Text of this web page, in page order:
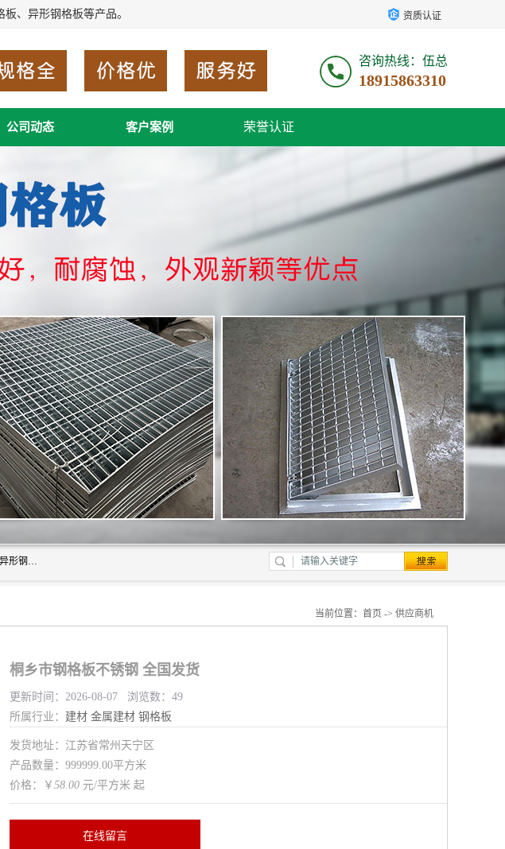
、异形钢格板等产品。 资质认证
咨询热线：伍总
18915863310
公司动态 客户案例 荣誉认证
常州市格美瑞钢格板有限公司专业生产无锡钢格板、钢格板安装夹、复合钢格板、插接钢格板、平台钢格板、异形钢格板等产品。
当前位置： 首页 -> 供应商机
桐乡市钢格板不锈钢 全国发货
更新时间：2026-08-07 浏览数：49
所属行业： 建材 金属建材 钢格板
发货地址：江苏省常州天宁区
产品数量：999999.00平方米
价格：￥ 58.00 元/平方米 起
在线留言